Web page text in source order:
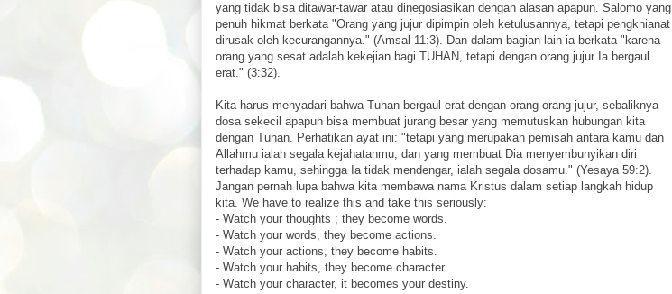
yang tidak bisa ditawar-tawar atau dinegosiasikan dengan alasan apapun. Salomo yang
penuh hikmat berkata "Orang yang jujur dipimpin oleh ketulusannya, tetapi pengkhianat
dirusak oleh kecurangannya." (Amsal 11:3). Dan dalam bagian lain ia berkata "karena
orang yang sesat adalah kekejian bagi TUHAN, tetapi dengan orang jujur Ia bergaul
erat." (3:32).
Kita harus menyadari bahwa Tuhan bergaul erat dengan orang-orang jujur, sebaliknya
dosa sekecil apapun bisa membuat jurang besar yang memutuskan hubungan kita
dengan Tuhan. Perhatikan ayat ini: "tetapi yang merupakan pemisah antara kamu dan
Allahmu ialah segala kejahatanmu, dan yang membuat Dia menyembunyikan diri
terhadap kamu, sehingga Ia tidak mendengar, ialah segala dosamu." (Yesaya 59:2).
Jangan pernah lupa bahwa kita membawa nama Kristus dalam setiap langkah hidup
kita. We have to realize this and take this seriously:
- Watch your thoughts ; they become words.
- Watch your words, they become actions.
- Watch your actions, they become habits.
- Watch your habits, they become character.
- Watch your character, it becomes your destiny.